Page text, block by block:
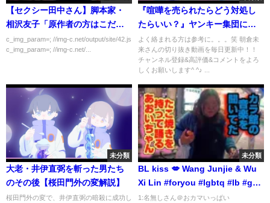
【セクシー田中さん】脚本家・
相沢友子「原作者の方はこだわ
りが強いんですね(笑)」
c_img_param=; //img-c.net/output/site/42.js
c_img_param=; //img-c.net/...
『喧嘩を売られたらどう対処し
たらいい？』ヤンキー集団に絡
まれた時の対処法【朝倉未来】
よく絡まれる方は参考に。。。笑 朝倉未
来さんの切り抜き動画を毎日更新中！！
チャンネル登録&高評価&コメントをよろ
しくお願いします^ ^♪ ...
未分類
大老・井伊直弼を斬った男たち
のその後【桜田門外の変解説】
桜田門外の変で、井伊直弼の暗殺に成功し
未分類
BL kiss 💋 Wang Junjie & Wu
Xi Lin #foryou #lgbtq #lb #gay
#lover #kiss #kuaishou
1:名無しさん＠おカマいっぱい